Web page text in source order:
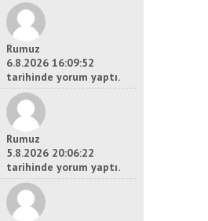
Rumuz
6.8.2026 16:09:52
tarihinde yorum yaptı.
Rumuz
5.8.2026 20:06:22
tarihinde yorum yaptı.